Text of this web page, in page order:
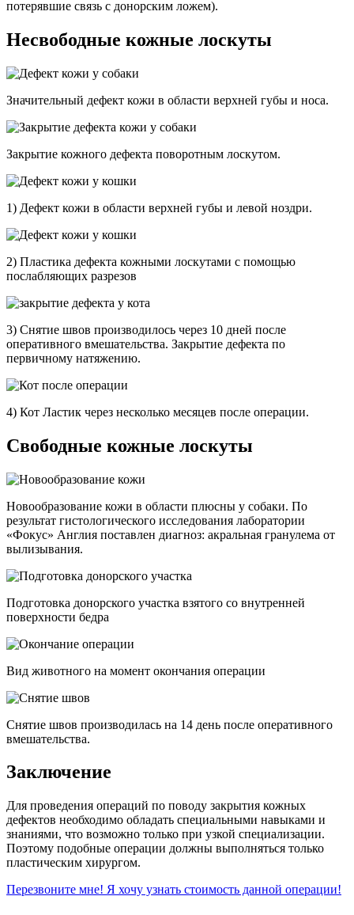
потерявшие связь с донорским ложем).
Несвободные кожные лоскуты
Значительный дефект кожи в области верхней губы и носа.
Закрытие кожного дефекта поворотным лоскутом.
1) Дефект кожи в области верхней губы и левой ноздри.
2) Пластика дефекта кожными лоскутами с помощью
послабляющих разрезов
3) Снятие швов производилось через 10 дней после
оперативного вмешательства. Закрытие дефекта по
первичному натяжению.
4) Кот Ластик через несколько месяцев после операции.
Свободные кожные лоскуты
Новообразование кожи в области плюсны у собаки. По
результат гистологического исследования лаборатории
«Фокус» Англия поставлен диагноз: акральная гранулема от
вылизывания.
Подготовка донорского участка взятого со внутренней
поверхности бедра
Вид животного на момент окончания операции
Снятие швов производилась на 14 день после оперативного
вмешательства.
Заключение
Для проведения операций по поводу закрытия кожных
дефектов необходимо обладать специальными навыками и
знаниями, что возможно только при узкой специализации.
Поэтому подобные операции должны выполняться только
пластическим хирургом.
Перезвоните мне! Я хочу узнать стоимость данной операции!